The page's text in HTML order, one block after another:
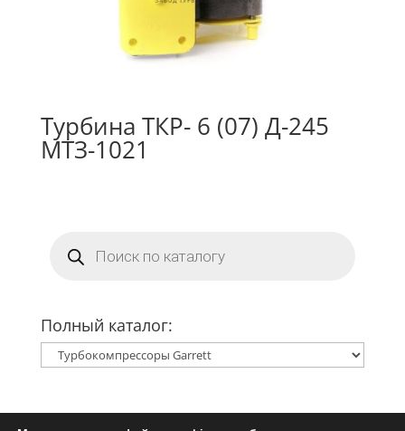
Турбина ТКР- 6 (07) Д-245
МТЗ-1021
товаров
Полный каталог: